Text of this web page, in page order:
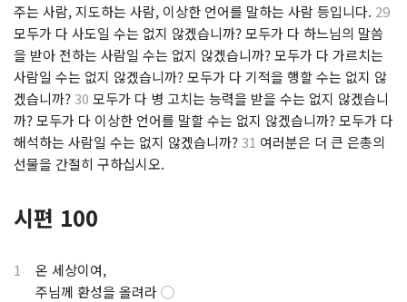
주는 사람, 지도하는 사람, 이상한 언어를 말하는 사람 등입니다. 29
모두가 다 사도일 수는 없지 않겠습니까? 모두가 다 하느님의 말씀
을 받아 전하는 사람일 수는 없지 않겠습니까? 모두가 다 가르치는
사람일 수는 없지 않겠습니까? 모두가 다 기적을 행할 수는 없지 않
겠습니까?30 모두가 다 병 고치는 능력을 받을 수는 없지 않겠습니
까? 모두가 다 이상한 언어를 말할 수는 없지 않겠습니까? 모두가 다
해석하는 사람일 수는 없지 않겠습니까?31 여러분은 더 큰 은총의
선물을 간절히 구하십시오.
시편 100
1
온 세상이여,
주님께 환성을 올려라◯